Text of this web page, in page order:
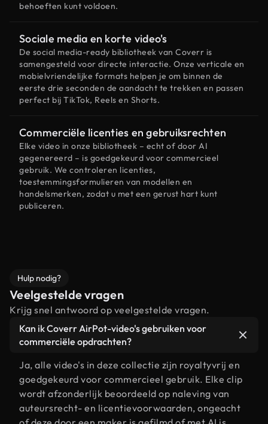
behoeften kunt voldoen.
Sociale media en korte video's
De social media-ready bibliotheek van Coverr is
samengesteld voor directe interactie. Onze verticale en
mobielvriendelijke formats helpen je om binnen de
eerste drie seconden de aandacht te trekken en passen
perfect bij TikTok, Reels en Shorts.
Commerciële licenties en gebruiksrechten
Elke video in onze bibliotheek – echt of door AI
gegenereerd – is goedgekeurd voor commercieel
gebruik. We controleren licenties,
toestemmingsformulieren van modellen en
handelsmerken, zodat u met een gerust hart kunt
publiceren.
Hulp nodig?
Veelgestelde vragen
Krijg snel antwoord op veelgestelde vragen.
Kan ik Coverr AirPot-video's gebruiken voor
commerciële opdrachten?
Ja, alle video's in deze collectie zijn royaltyvrij en
goedgekeurd voor commercieel gebruik. Elke clip
wordt afzonderlijk beoordeeld op naleving van
auteursrecht- en licentievoorwaarden, ongeacht